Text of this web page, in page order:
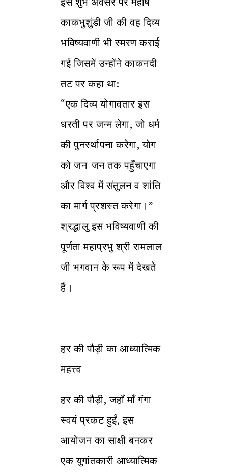
काकभुशुंडी जी की वह दिव्य
भविष्यवाणी भी स्मरण कराई
गई जिसमें उन्होंने काकनदी
तट पर कहा था:
“एक दिव्य योगावतार इस
धरती पर जन्म लेगा, जो धर्म
की पुनर्स्थापना करेगा, योग
को जन-जन तक पहुँचाएगा
और विश्व में संतुलन व शांति
का मार्ग प्रशस्त करेगा।”
श्रद्धालु इस भविष्यवाणी की
पूर्णता महाप्रभु श्री रामलाल
जी भगवान के रूप में देखते
हैं।
—
हर की पौड़ी का आध्यात्मिक
महत्त्व
हर की पौड़ी, जहाँ माँ गंगा
स्वयं प्रकट हुईं, इस
आयोजन का साक्षी बनकर
एक युगांतकारी आध्यात्मिक